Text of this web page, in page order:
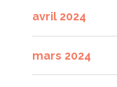
avril 2024
mars 2024